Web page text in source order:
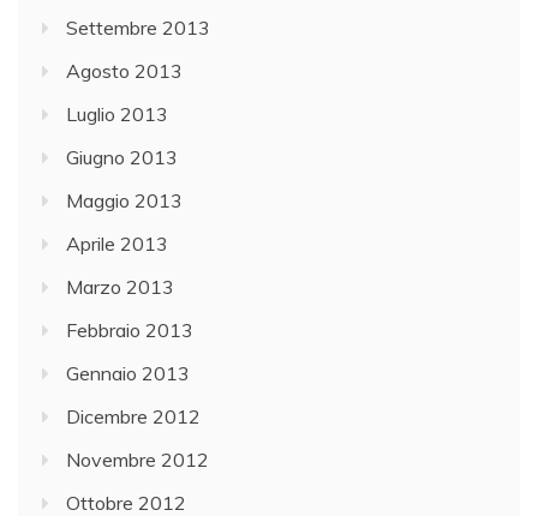
Settembre 2013
Agosto 2013
Luglio 2013
Giugno 2013
Maggio 2013
Aprile 2013
Marzo 2013
Febbraio 2013
Gennaio 2013
Dicembre 2012
Novembre 2012
Ottobre 2012